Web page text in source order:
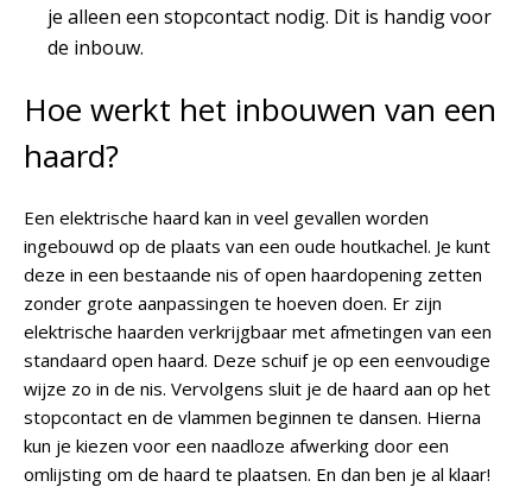
je alleen een stopcontact nodig. Dit is handig voor
de inbouw.
Hoe werkt het inbouwen van een
haard?
Een elektrische haard kan in veel gevallen worden
ingebouwd op de plaats van een oude houtkachel. Je kunt
deze in een bestaande nis of open haardopening zetten
zonder grote aanpassingen te hoeven doen. Er zijn
elektrische haarden verkrijgbaar met afmetingen van een
standaard open haard. Deze schuif je op een eenvoudige
wijze zo in de nis. Vervolgens sluit je de haard aan op het
stopcontact en de vlammen beginnen te dansen. Hierna
kun je kiezen voor een naadloze afwerking door een
omlijsting om de haard te plaatsen. En dan ben je al klaar!